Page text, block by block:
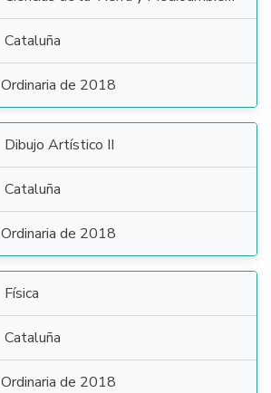
Cataluña
Ordinaria de 2018
Dibujo Artístico II
Cataluña
Ordinaria de 2018
Física
Cataluña
Ordinaria de 2018